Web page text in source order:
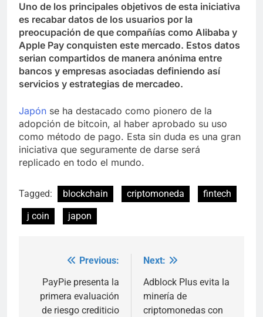
Uno de los principales objetivos de esta iniciativa
es recabar datos de los usuarios por la
preocupación de que compañías como Alibaba y
Apple Pay conquisten este mercado. Estos datos
serian compartidos de manera anónima entre
bancos y empresas asociadas definiendo así
servicios y estrategias de mercadeo.
Japón se ha destacado como pionero de la
adopción de bitcoin, al haber aprobado su uso
como método de pago. Esta sin duda es una gran
iniciativa que seguramente de darse será
replicado en todo el mundo.
Tagged: blockchain criptomoneda
fintech
j coin
japon
navigation
Previous:
PayPie presenta la
primera evaluación
de riesgo crediticio
Next:
Adblock Plus evita la
minería de
criptomonedas con